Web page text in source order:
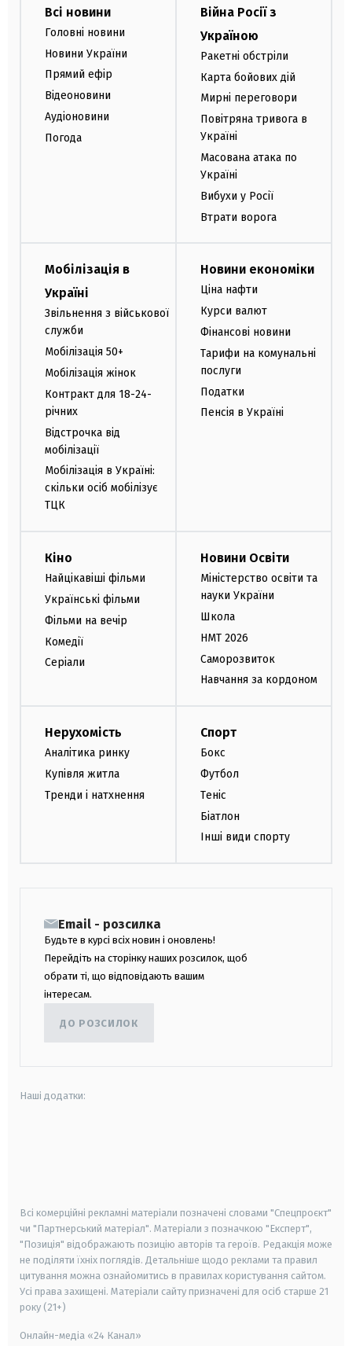
Всі новини
Головні новини
Новини України
Прямий ефір
Відеоновини
Аудіоновини
Погода
Війна Росії з
Україною
Ракетні обстріли
Карта бойових дій
Мирні переговори
Повітряна тривога в
Україні
Масована атака по
Україні
Вибухи у Росії
Втрати ворога
Мобілізація в
Україні
Звільнення з військової
служби
Мобілізація 50+
Мобілізація жінок
Контракт для 18-24-
річних
Відстрочка від
мобілізації
Мобілізація в Україні:
скільки осіб мобілізує
ТЦК
Новини економіки
Ціна нафти
Курси валют
Фінансові новини
Тарифи на комунальні
послуги
Податки
Пенсія в Україні
Кіно
Найцікавіші фільми
Українські фільми
Фільми на вечір
Комедії
Серіали
Новини Освіти
Міністерство освіти та
науки України
Школа
НМТ 2026
Саморозвиток
Навчання за кордоном
Нерухомість
Аналітика ринку
Купівля житла
Тренди і натхнення
Спорт
Бокс
Футбол
Теніс
Біатлон
Інші види спорту
Email - розсилка
Будьте в курсі всіх новин і оновлень!
Перейдіть на сторінку наших розсилок, щоб
обрати ті, що відповідають вашим
інтересам.
ДО РОЗСИЛОК
Наші додатки:
Всі комерційні рекламні матеріали позначені словами "Спецпроєкт"
чи "Партнерський матеріал". Матеріали з позначкою "Експерт",
"Позиція" відображають позицію авторів та героїв. Редакція може
не поділяти їхніх поглядів. Детальніше щодо реклами та правил
цитування можна ознайомитись в правилах користування сайтом.
Усі права захищені. Матеріали сайту призначені для осіб старше 21
року (21+)
Онлайн-медіа «24 Канал»